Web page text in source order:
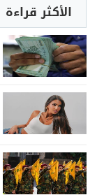
الأكثر قراءة